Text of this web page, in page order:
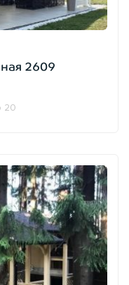
2609
20